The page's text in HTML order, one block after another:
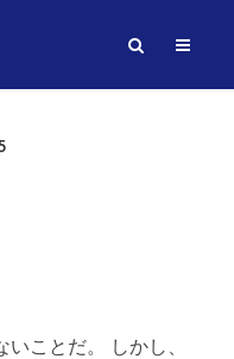
ことだ。 しかし、